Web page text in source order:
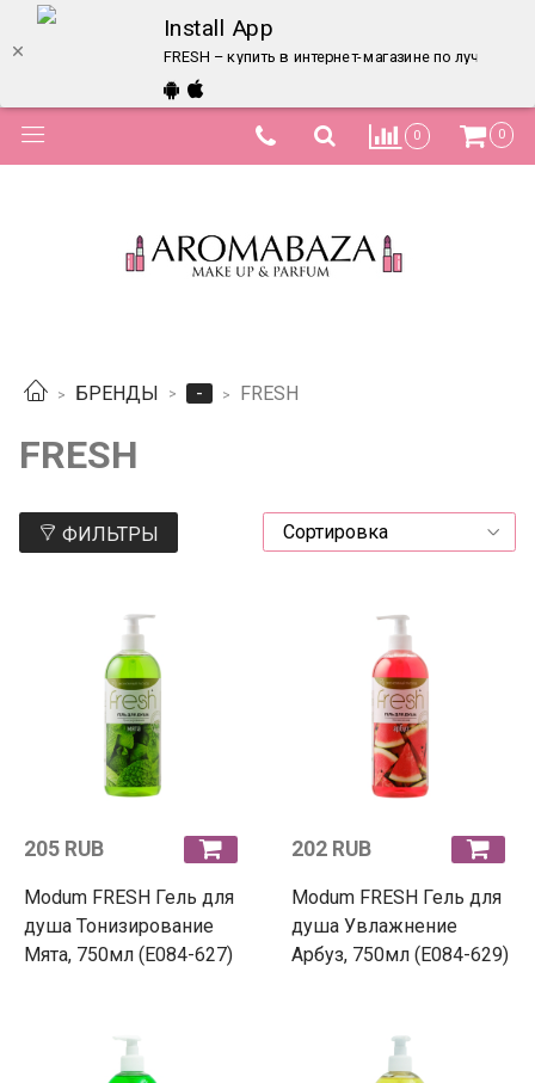
Install App
FRESH – купить в интернет-магазине по лучшей
0 0
БРЕНДЫ - FRESH
FRESH
ФИЛЬТРЫ
205 RUB
Modum FRESH Гель для
душа Тонизирование
Мята, 750мл (Е084-627)
202 RUB
Modum FRESH Гель для
душа Увлажнение
Арбуз, 750мл (Е084-629)